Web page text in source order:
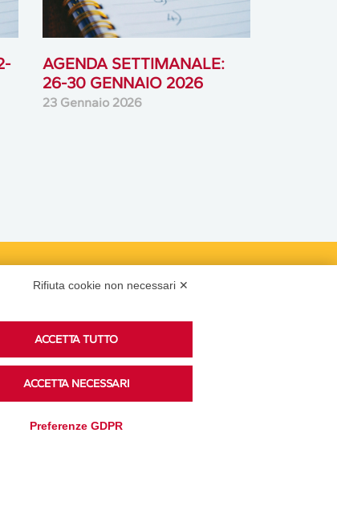
AGENDA SETTIMANALE:
26-30 GENNAIO 2026
23 Gennaio 2026
Podcast
Ascolta i podcast di approfondimento di Legacoop
su Spreaker.
Rifiuta cookie non necessari ✕
ACCETTA TUTTO
ACCETTA NECESSARI
Preferenze GDPR